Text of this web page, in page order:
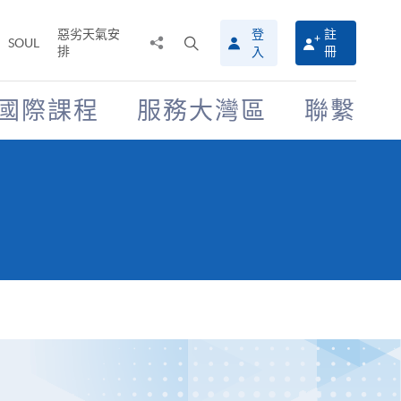
SOUL
惡劣天氣安
排
搜
尋
介
面
登
入
註
冊
際課程 服務大灣區 聯繫